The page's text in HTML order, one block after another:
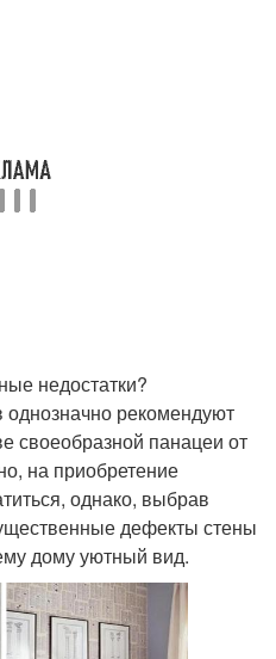
недостатки?
рекомендуют
своеобразной панацеи от
на приобретение
однако, выбрав
дефекты стены
дому уютный вид.